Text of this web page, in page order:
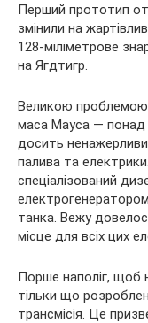
Перший прототип
змінили на
128-міліметрове
на Ягдтигр.
Великою проблемою
маса Мауса — понад
досить
палива та
спеціалізований
танка. Вежу
місце для всіх цих
Порше наполіг, щоб
тільки що
трансмісія. Це